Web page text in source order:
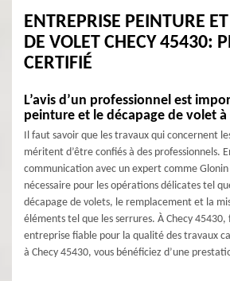
ENTREPRISE PEINTURE
DE VOLET CHECY 45430:
CERTIFIÉ
L’avis d’un professionnel est
peinture et le décapage de volet à
Il faut savoir que les travaux qui concernent
méritent d’être confiés à des professionnels.
communication avec un expert comme
nécessaire pour les opérations délicates tel
décapage de volets, le remplacement et la
éléments tel que les serrures. À Checy 45430,
entreprise fiable pour la qualité des travaux
à Checy 45430, vous bénéficiez d’une